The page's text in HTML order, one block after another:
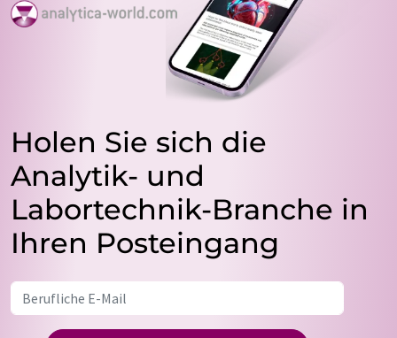
Holen Sie sich die
Analytik- und
Labortechnik-Branche in
Ihren Posteingang